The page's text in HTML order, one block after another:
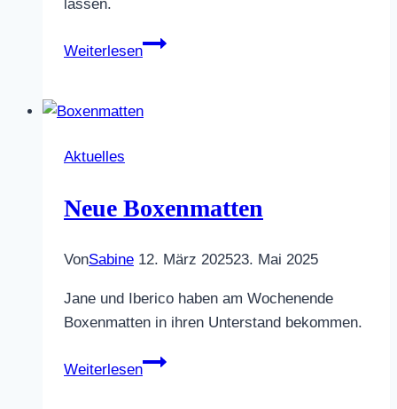
lassen.
Weiterlesen
Pferde
Aktuelles
Neue Boxenmatten
VonSabine 12. März 202523. Mai 2025
Jane und Iberico haben am Wochenende
Boxenmatten in ihren Unterstand bekommen.
Weiterlesen
Neue